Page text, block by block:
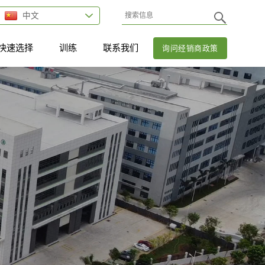
中文
询问经销商政策
速选择 训练 联系我们